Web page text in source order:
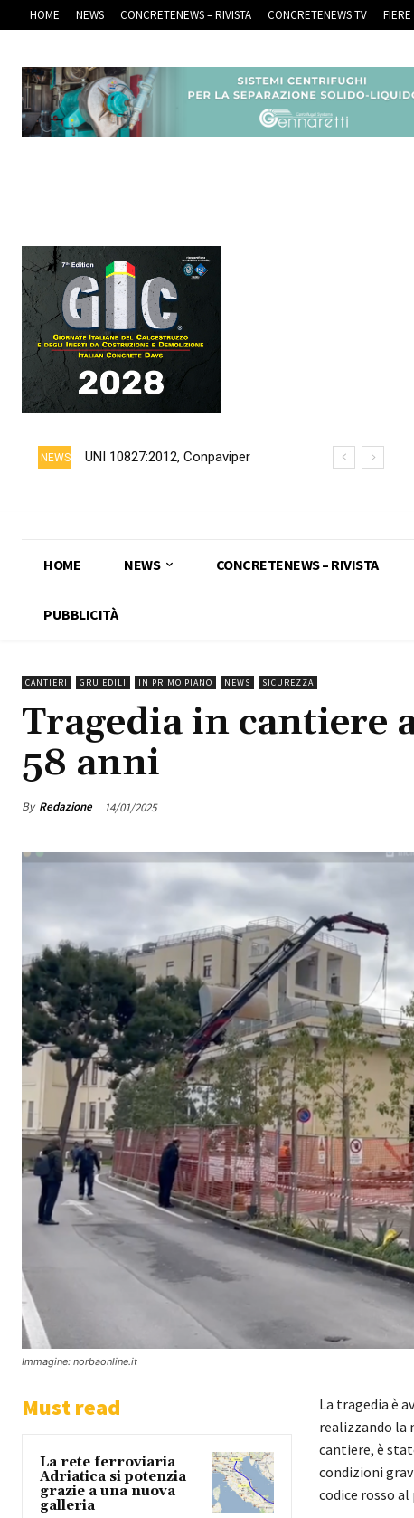
HOME NEWS CONCRETENEWS – RIVISTA CONCRETENEWS TV
NEWS
UNI 10827:2012, Conpaviper
HOME NEWS CONCRETENEWS – RIVISTA
PUBBLICITÀ
CANTIERI GRU EDILI IN PRIMO PIANO NEWS SICUREZZA
Tragedia in cantiere
58 anni
By Redazione 14/01/2025
Immagine: norbaonline.it
Must read
La rete ferroviaria
Adriatica si potenzia
grazie a una nuova
galleria
La tragedia è
realizzando la
cantiere, è
condizioni
codice rosso